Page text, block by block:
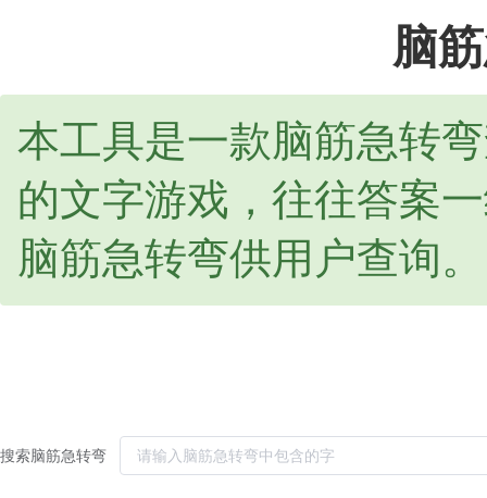
脑
本工具是一款脑筋急转
的文字游戏，往往答案
脑筋急转弯供用户查询
搜索脑筋急转弯